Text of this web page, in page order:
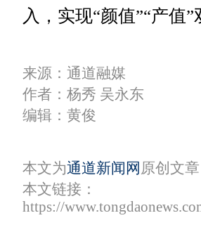
入，实现“颜值”“产值
来源：通道融媒
作者：杨秀 吴永东
编辑：黄俊
本文为通道新闻网 原创文
本文链接：
https://